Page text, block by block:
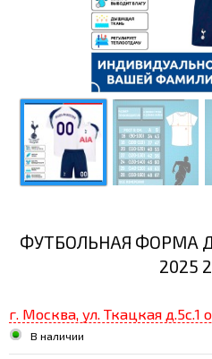
ФУТБОЛЬНАЯ ФОРМА
2025
г. Москва, ул. Ткацкая д.5с.1
В наличии